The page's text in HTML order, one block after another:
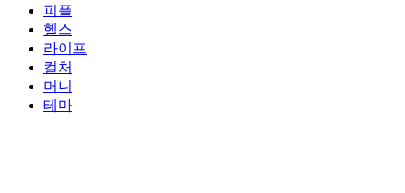
피플
헬스
라이프
컬처
머니
테마